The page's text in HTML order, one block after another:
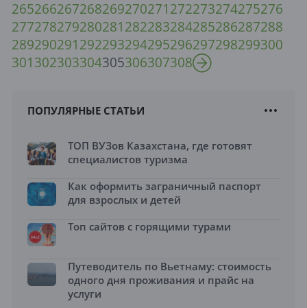
265266267268269270271272273274275276
277278279280281282283284285286287288
289290291292293294295296297298299300
301302303304305306307308
ПОПУЛЯРНЫЕ СТАТЬИ
ТОП ВУЗов Казахстана, где готовят
специалистов туризма
Как оформить заграничный паспорт
для взрослых и детей
Топ сайтов с горящими турами
Путеводитель по Вьетнаму: стоимость
одного дня проживания и прайс на
услуги